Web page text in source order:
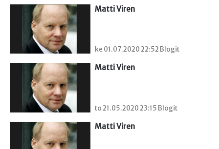
Matti Viren
ke 01.07.2020 22:52 Blogit
Matti Viren
to 21.05.2020 23:15 Blogit
Matti Viren